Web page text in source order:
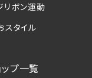
リボン運動
スタイル
ップ一覧